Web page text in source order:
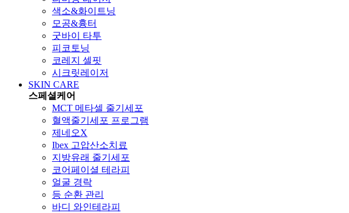
색소&화이트닝
모공&흉터
굿바이 타투
피코토닝
코레지 셀핏
시크릿레이저
SKIN CARE
스페셜케어
MCT 메타셀 줄기세포
혈액줄기세포 프로그램
제네오X
Ibex 고압산소치료
지방유래 줄기세포
코어페이셜 테라피
얼굴 경락
등 순환 관리
바디 와인테라피